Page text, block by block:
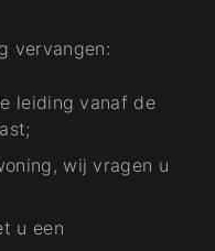
vervangen:
leiding vanaf de
wij vragen u
u een